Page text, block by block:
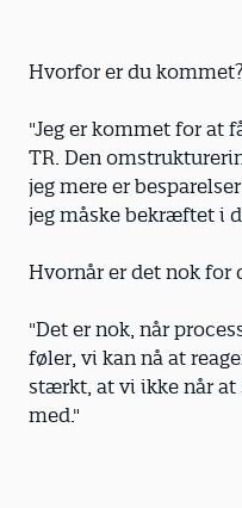
Hvorfor er du
"Jeg er kommet for at
TR. Den
jeg mere er
jeg måske bekræftet i
Hvornår er det nok for
"Det er nok, når
føler, vi kan nå at
stærkt, at vi ikke når at
med."